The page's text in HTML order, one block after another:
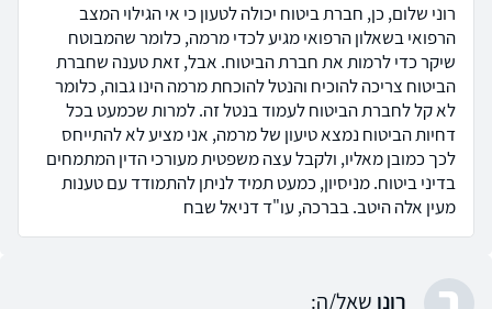
רוני שלום, כן, חברת ביטוח יכולה לטעון כי אי הגילוי המצב
הרפואי בשאלון הרפואי מגיע לכדי מרמה, כלומר שהמבוטח
שיקר כדי לרמות את חברת הביטוח. אבל, זאת טענה שחברת
הביטוח צריכה להוכיח והנטל להוכחת מרמה הינו גבוה, כלומר
לא קל לחברת הביטוח לעמוד בנטל זה. למרות שכמעט בכל
דחיות הביטוח נמצא טיעון של מרמה, אני מציע לא להתייחס
לכך כמובן מאליו, ולקבל עצה משפטית מעורכי הדין המתמחים
בדיני ביטוח. מניסיון, כמעט תמיד לניתן להתמודד עם טענות
מעין אלה היטב. בברכה, עו"ד דניאל שבח
רונן שאל/ה: